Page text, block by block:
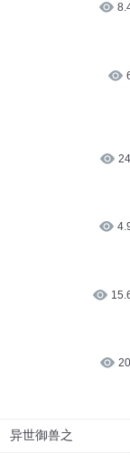
异世御兽之王